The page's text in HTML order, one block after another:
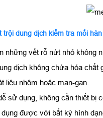
dung dịch kiểm tra mối
những vết rỗ nứt nhỏ không
dịch không chứa hóa chất
liệu nhôm hoặc man-gan.
sử dụng, không cần thiết bị
được với bất kỳ hình